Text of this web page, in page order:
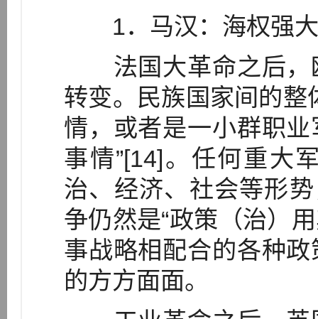
1．马汉：海权强大
法国大革命之后，
转变。民族国家间的整
情，或者是一小群职
事情”[14]。任何重大
治、经济、社会等形
争仍然是“政策（治）
事战略相配合的各种
的方方面面。